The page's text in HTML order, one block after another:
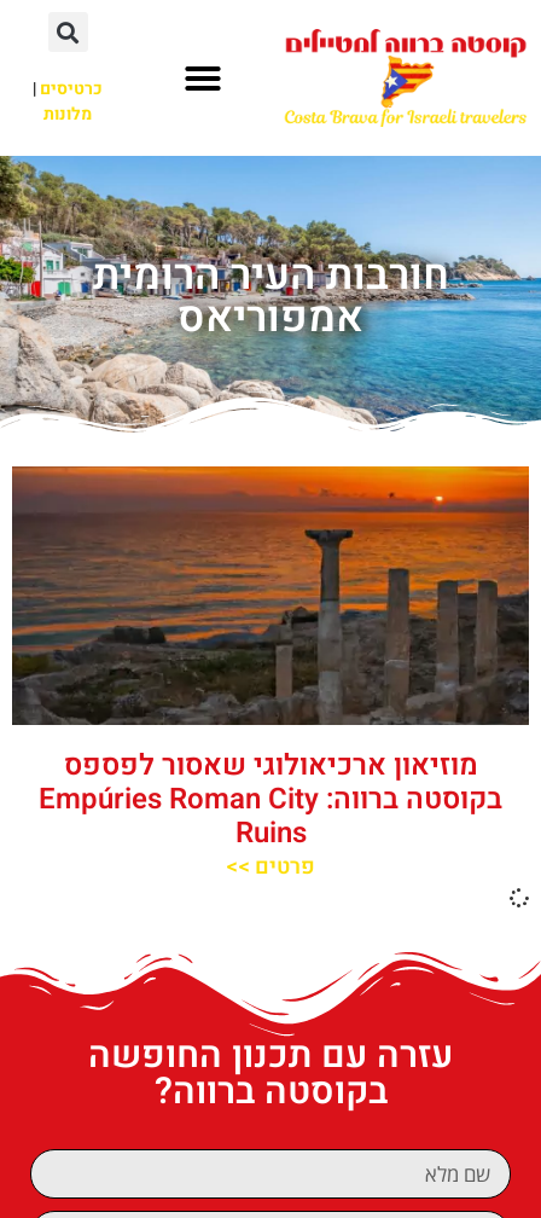
כרטיסים|
מלונות
חורבות העיר הרומית
אמפוריאס
מוזיאון ארכיאולוגי שאסור לפספס
בקוסטה ברווה: Empúries Roman City
Ruins
פרטים >>
עזרה עם תכנון החופשה
בקוסטה ברווה?